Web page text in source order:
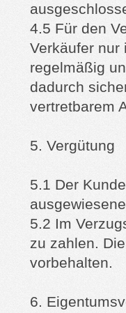
4.5 Für den
Verkäufer nur
regelmäßig
dadurch
vertretbarem
5. Vergütung
5.1 Der
5.2 Im
zu zahlen.
vorbehalten.
6.